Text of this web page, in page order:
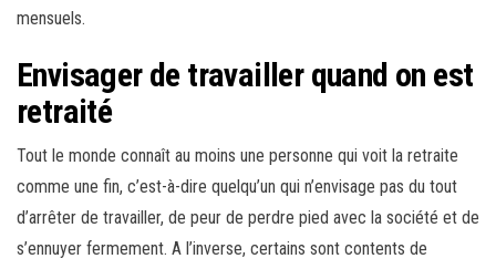
mensuels.
Envisager de travailler quand on est
retraité
Tout le monde connaît au moins une personne qui voit la retraite
comme une fin, c’est-à-dire quelqu’un qui n’envisage pas du tout
d’arrêter de travailler, de peur de perdre pied avec la société et de
s’ennuyer fermement. A l’inverse, certains sont contents de